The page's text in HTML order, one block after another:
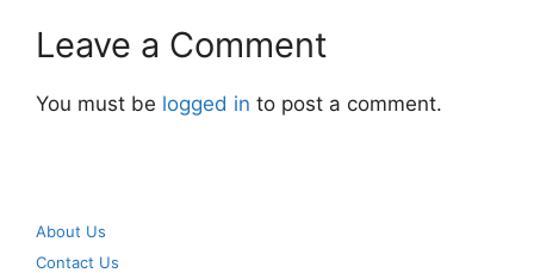
Leave a Comment
You must be logged in to post a comment.
About Us
Contact Us